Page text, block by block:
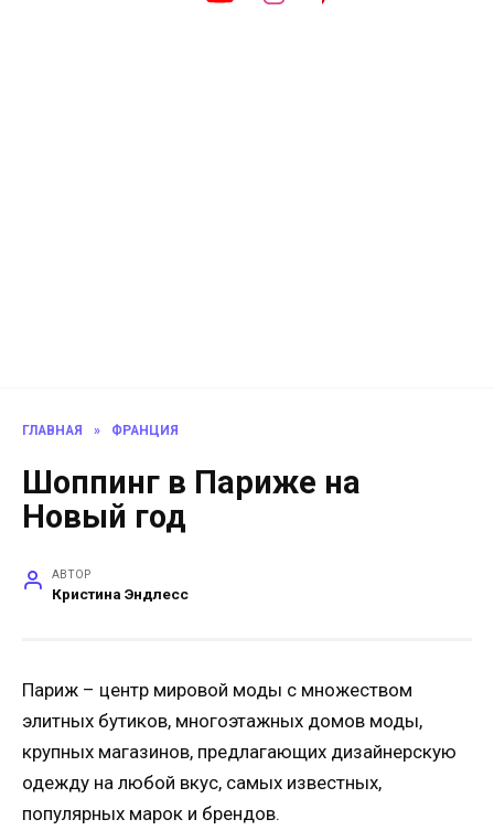
ГЛАВНАЯ » ФРАНЦИЯ
Шоппинг в Париже на
Новый год
АВТОР
Кристина Эндлесс
Париж – центр мировой моды с множеством
элитных бутиков, многоэтажных домов моды,
крупных магазинов, предлагающих дизайнерскую
одежду на любой вкус, самых известных,
популярных марок и брендов.